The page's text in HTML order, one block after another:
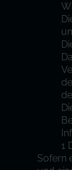
1
Sofern